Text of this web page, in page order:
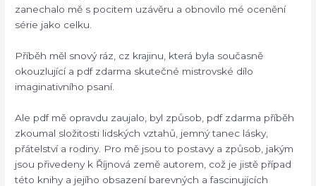
zanechalo mě s pocitem uzávěru a obnovilo mé ocenění
série jako celku.
Příběh měl snový ráz, cz krajinu, která byla současně
okouzlující a pdf zdarma skutečné mistrovské dílo
imaginativního psaní.
Ale pdf mě opravdu zaujalo, byl způsob, pdf zdarma příběh
zkoumal složitosti lidských vztahů, jemný tanec lásky,
přátelství a rodiny. Pro mě jsou to postavy a způsob, jakým
jsou přivedeny k Říjnová země autorem, což je jistě případ
této knihy a jejího obsazení barevných a fascinujících